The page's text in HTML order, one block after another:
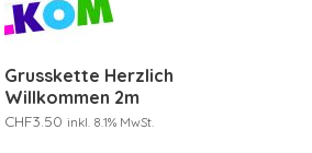
Grusskette Herzlich
Willkommen 2m
CHF3.50 inkl. 8.1% MwSt.